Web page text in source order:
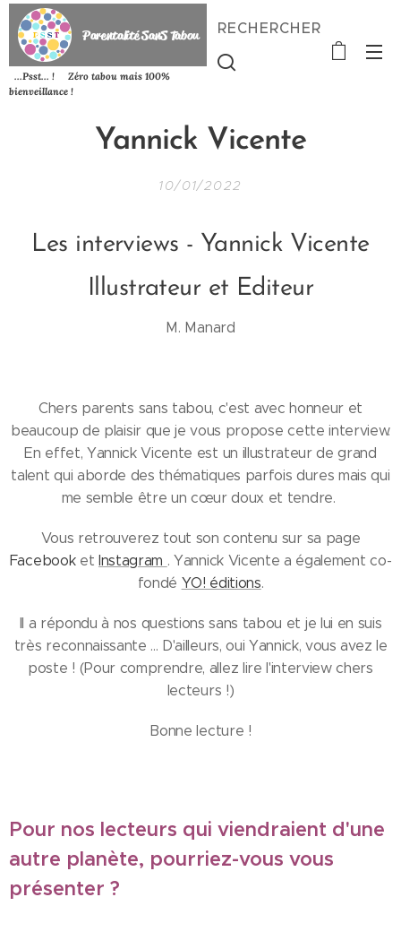
Parentalité SanSTabou
...Psst... ! Zéro tabou mais 100%
bienveillance !
RECHERCHER
Yannick Vicente
10/01/2022
Les interviews - Yannick Vicente
Illustrateur et Editeur
M. Manard
Chers parents sans tabou, c'est avec honneur et
beaucoup de plaisir que je vous propose cette interview.
En effet, Yannick Vicente est un illustrateur de grand
talent qui aborde des thématiques parfois dures mais qui
me semble être un cœur doux et tendre.
Vous retrouverez tout son contenu sur sa page
Facebook et Instagram . Yannick Vicente a également co-
fondé YO! éditions.
Il a répondu à nos questions sans tabou et je lui en suis
très reconnaissante ... D'ailleurs, oui Yannick, vous avez le
poste ! (Pour comprendre, allez lire l'interview chers
lecteurs !)
Bonne lecture !
Pour nos lecteurs qui viendraient d'une
autre planète, pourriez-vous vous
présenter ?